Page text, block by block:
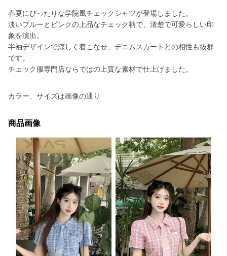
春夏にぴったりな学院風チェックシャツが登場しました。
淡いブルーとピンクの上品なチェック柄で、清楚で可愛らしい印
象を演出。
半袖デザインで涼しく着こなせ、デニムスカートとの相性も抜群
です。
チェック服専門店ならではの上質な素材で仕上げました。
カラー、サイズは画像の通り
商品画像